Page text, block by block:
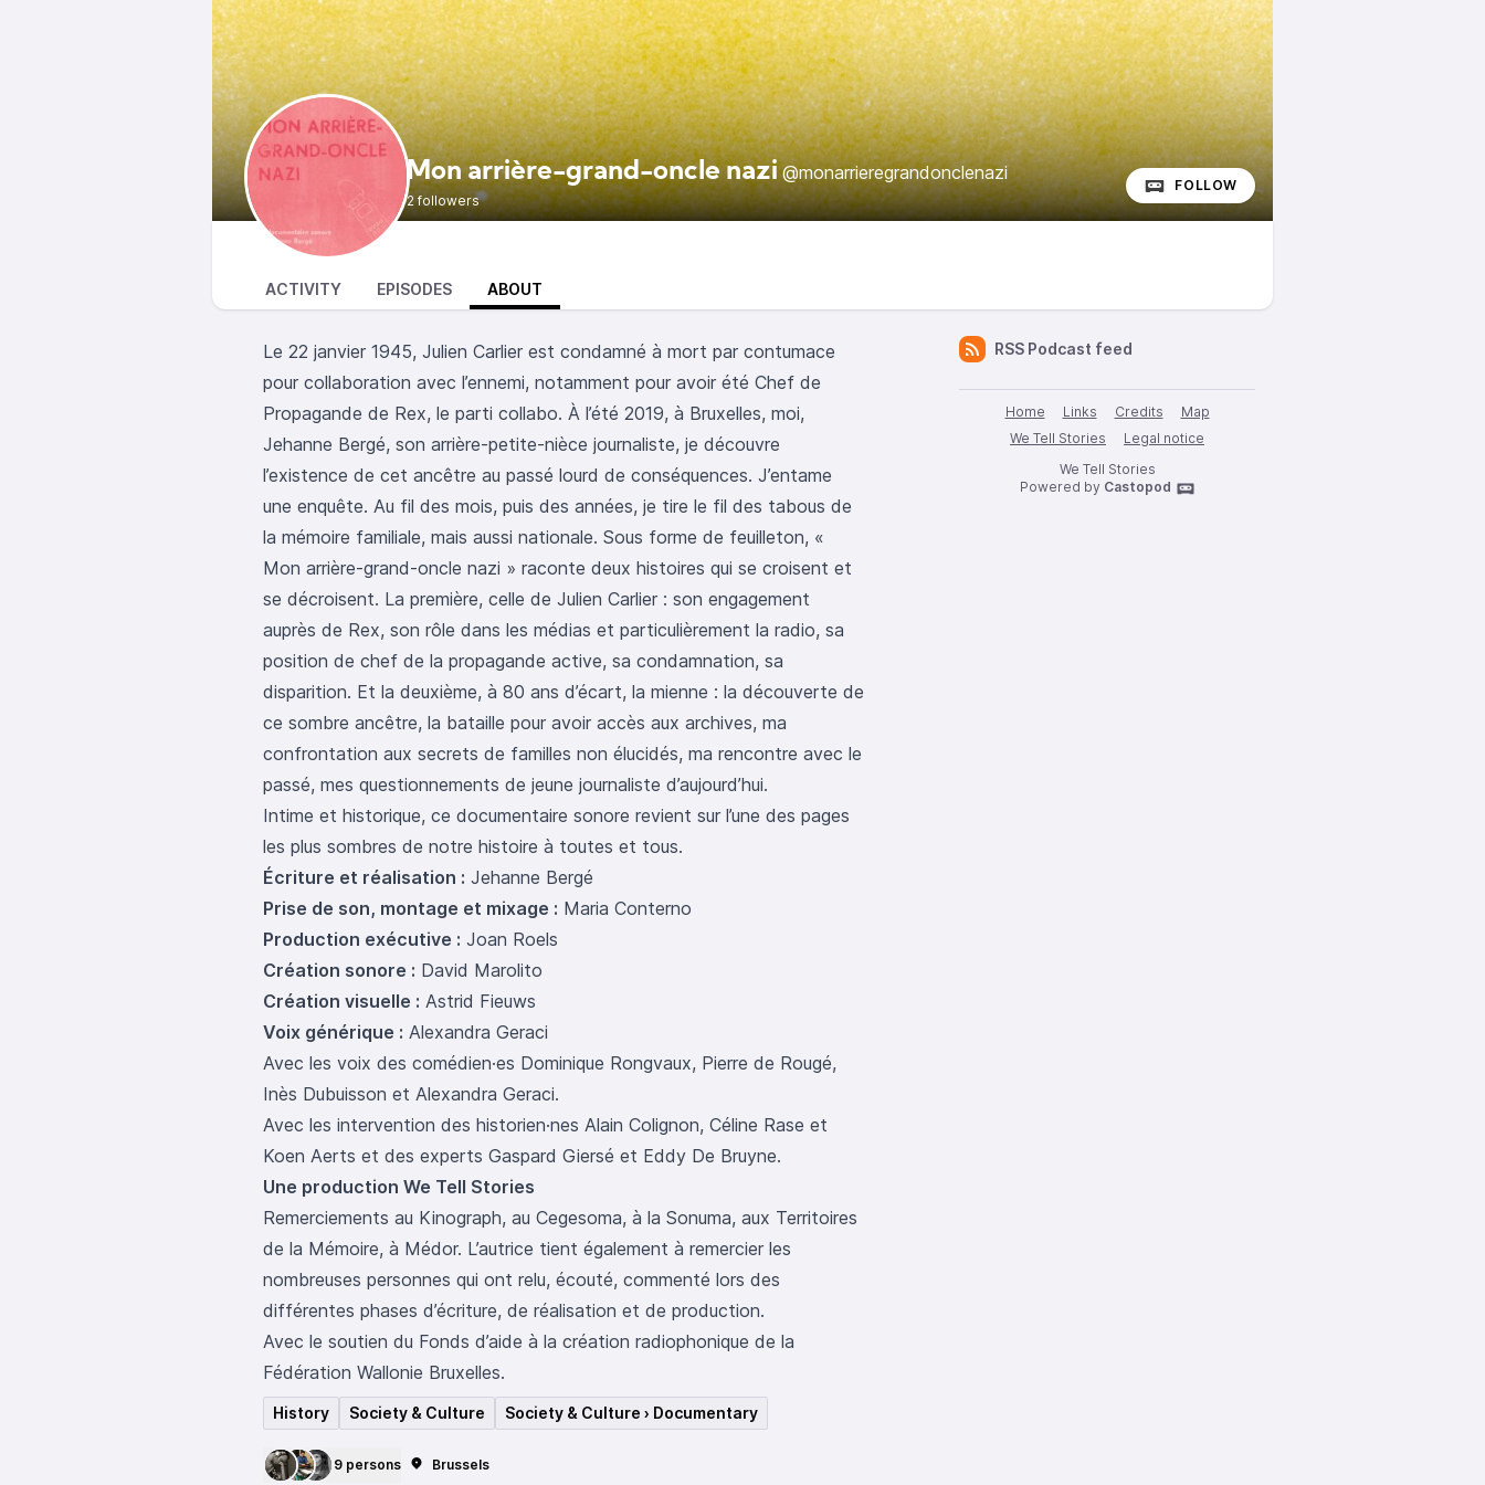
Mon arrière-grand-oncle nazi @monarrieregrandonclenazi
2 followers
FOLLOW
ACTIVITY EPISODES ABOUT
Le 22 janvier 1945, Julien Carlier est condamné à mort par contumace
pour collaboration avec l’ennemi, notamment pour avoir été Chef de
Propagande de Rex, le parti collabo. À l’été 2019, à Bruxelles, moi,
Jehanne Bergé, son arrière-petite-nièce journaliste, je découvre
l’existence de cet ancêtre au passé lourd de conséquences. J’entame
une enquête. Au fil des mois, puis des années, je tire le fil des tabous de
la mémoire familiale, mais aussi nationale. Sous forme de feuilleton, «
Mon arrière-grand-oncle nazi » raconte deux histoires qui se croisent et
se décroisent. La première, celle de Julien Carlier : son engagement
auprès de Rex, son rôle dans les médias et particulièrement la radio, sa
position de chef de la propagande active, sa condamnation, sa
disparition. Et la deuxième, à 80 ans d’écart, la mienne : la découverte de
ce sombre ancêtre, la bataille pour avoir accès aux archives, ma
confrontation aux secrets de familles non élucidés, ma rencontre avec le
passé, mes questionnements de jeune journaliste d’aujourd’hui.
Intime et historique, ce documentaire sonore revient sur l’une des pages
les plus sombres de notre histoire à toutes et tous.
Écriture et réalisation : Jehanne Bergé
Prise de son, montage et mixage : Maria Conterno
Production exécutive : Joan Roels
Création sonore : David Marolito
Création visuelle : Astrid Fieuws
Voix générique : Alexandra Geraci
Avec les voix des comédien·es Dominique Rongvaux, Pierre de Rougé,
Inès Dubuisson et Alexandra Geraci.
Avec les intervention des historien·nes Alain Colignon, Céline Rase et
Koen Aerts et des experts Gaspard Giersé et Eddy De Bruyne.
Une production We Tell Stories
Remerciements au Kinograph, au Cegesoma, à la Sonuma, aux Territoires
de la Mémoire, à Médor. L’autrice tient également à remercier les
nombreuses personnes qui ont relu, écouté, commenté lors des
différentes phases d’écriture, de réalisation et de production.
Avec le soutien du Fonds d’aide à la création radiophonique de la
Fédération Wallonie Bruxelles.
History Society & Culture Society & Culture › Documentary
9 persons Brussels
RSS Podcast feed
Home Links Credits
Map
We Tell Stories
Legal notice
We Tell Stories
Powered by Castopod